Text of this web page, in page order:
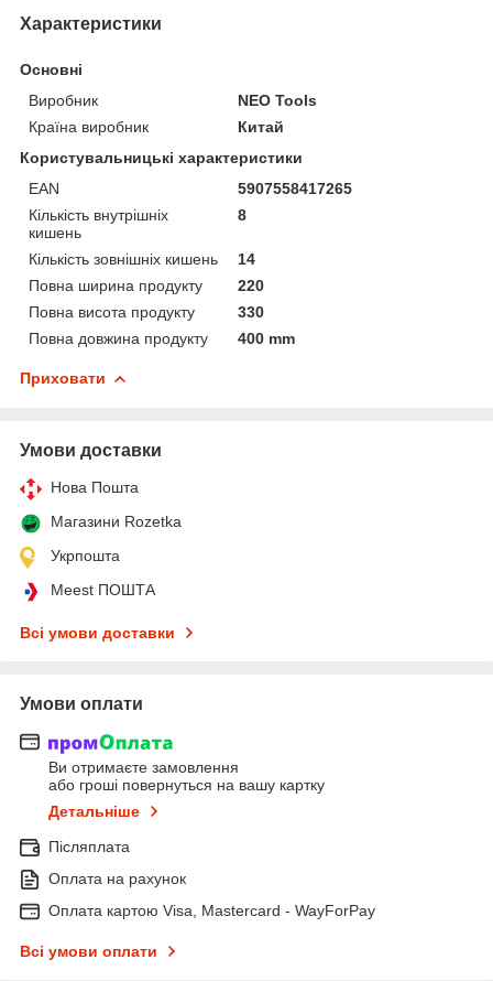
Характеристики
Основні
Виробник
NEO Tools
Країна виробник
Китай
Користувальницькі характеристики
EAN
5907558417265
Кількість внутрішніх
кишень
8
Кількість зовнішніх кишень
14
Повна ширина продукту
220
Повна висота продукту
330
Повна довжина продукту
400 mm
Приховати
Умови доставки
Нова Пошта
Магазини Rozetka
Укрпошта
Meest ПОШТА
Всі умови доставки
Умови оплати
Ви отримаєте замовлення
або гроші повернуться на вашу картку
Детальніше
Післяплата
Оплата на рахунок
Оплата картою Visa, Mastercard - WayForPay
Всі умови оплати